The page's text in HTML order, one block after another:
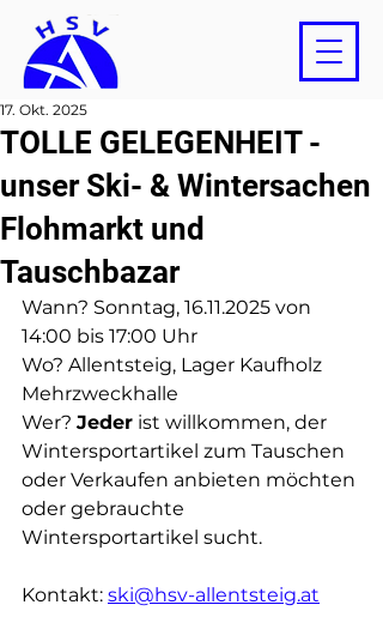
TOLLE GELEGENHEIT -
unser Ski- & Wintersachen
Flohmarkt und
Tauschbazar
17. Okt. 2025
Wann? Sonntag, 16.11.2025 von
14:00 bis 17:00 Uhr
Wo? Allentsteig, Lager Kaufholz
Mehrzweckhalle
Wer? Jeder ist willkommen, der
Wintersportartikel zum Tauschen
oder Verkaufen anbieten möchten
oder gebrauchte
Wintersportartikel sucht.
Kontakt: ski@hsv-allentsteig.at